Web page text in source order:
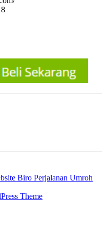
Biro Perjalanan Umroh
Theme